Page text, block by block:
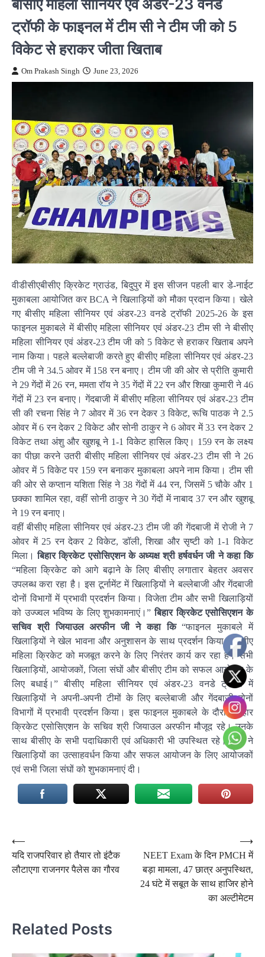
ट्रॉफी के फाइनल में टीम सी ने टीम जी को 5
विकेट से हराकर जीता खिताब
Om Prakash Singh June 23, 2026
वीडीसीएबीसीए क्रिकेट ग्राउंड, बिदुपुर में इस सीजन पहली बार डे-नाईट
मुकाबला आयोजित कर BCA ने खिलाड़ियों को मौका प्रदान किया। खेले
गए बीसीए महिला सीनियर एवं अंडर-23 वनडे ट्रॉफी 2025-26 के इस
फाइनल मुकाबले में बीसीए महिला सीनियर एवं अंडर-23 टीम सी ने बीसीए
महिला सीनियर एवं अंडर-23 टीम जी को 5 विकेट से हराकर खिताब अपने
नाम किया। पहले बल्लेबाजी करते हुए बीसीए महिला सीनियर एवं अंडर-23
टीम जी ने 34.5 ओवर में 158 रन बनाए। टीम जी की ओर से प्रीति कुमारी
ने 29 गेंदों में 26 रन, ममता रॉय ने 35 गेंदों में 22 रन और शिखा कुमारी ने 46
गेंदों में 23 रन बनाए। गेंदबाजी में बीसीए महिला सीनियर एवं अंडर-23 टीम
सी की रचना सिंह ने 7 ओवर में 36 रन देकर 3 विकेट, रूचि पाठक ने 2.5
ओवर में 6 रन देकर 2 विकेट और सोनी ठाकुर ने 6 ओवर में 33 रन देकर 2
विकेट तथा अंशु और खुशबू ने 1-1 विकेट हासिल किए। 159 रन के लक्ष्य
का पीछा करने उतरी बीसीए महिला सीनियर एवं अंडर-23 टीम सी ने 26
ओवर में 5 विकेट पर 159 रन बनाकर मुकाबला अपने नाम किया। टीम सी
की ओर से कप्तान यशिता सिंह ने 38 गेंदों में 44 रन, जिसमें 5 चौके और 1
छक्का शामिल रहा, वहीं सोनी ठाकुर ने 30 गेंदों में नाबाद 37 रन और खुशबू
ने 19 रन बनाए।
वहीं बीसीए महिला सीनियर एवं अंडर-23 टीम जी की गेंदबाजी में रोजी ने 7
ओवर में 25 रन देकर 2 विकेट, डॉली, शिखा और सृष्टी को 1-1 विकेट
मिला।बिहार क्रिकेट एसोसिएशन के अध्यक्ष श्री हर्षवर्धन जी ने कहा कि
“महिला क्रिकेट को आगे बढ़ाने के लिए बीसीए लगातार बेहतर अवसर
उपलब्ध करा रहा है। इस टूर्नामेंट में खिलाड़ियों ने बल्लेबाजी और गेंदबाजी
दोनों विभागों में प्रभावी प्रदर्शन किया। विजेता टीम और सभी खिलाड़ियों
को उज्ज्वल भविष्य के लिए शुभकामनाएं।”बिहार क्रिकेट एसोसिएशन के
सचिव श्री जियाउल अरफीन जी ने कहा कि“फाइनल मुकाबले में
खिलाड़ियों ने खेल भावना और अनुशासन के साथ प्रदर्शन किया। बीसीए
महिला क्रिकेट को मजबूत करने के लिए निरंतर कार्य कर रहा है। सभी
खिलाड़ियों, आयोजकों, जिला संघों और बीसीए टीम को सफल आयोजन के
लिए बधाई।” बीसीए महिला सीनियर एवं अंडर-23 वनडे ट्रॉफी में
खिलाड़ियों ने अपनी-अपनी टीमों के लिए बल्लेबाजी और गेंदबाजी दोनों
विभागों में प्रभावी प्रदर्शन किया। इस फाइनल मुकाबले के दौरान बिहार
क्रिकेट एसोसिएशन के सचिव श्री जियाउल अरफीन मौजूद रहे। उनके
साथ बीसीए के सभी पदाधिकारी एवं अधिकारी भी उपस्थित रहे। सभी ने
खिलाड़ियों का उत्साहवर्धन किया और सफल आयोजन के लिए आयोजकों
एवं सभी जिला संघों को शुभकामनाएं दी।
Post
navigation
⟵
यदि राजपरिवार हो तैयार तो इंटैक
लौटाएगा राजनगर पैलेस का गौरव
NEET Exam के दिन PMCH में
बड़ा मामला, 47 छात्र अनुपस्थित,
24 घंटे में सबूत के साथ हाजिर होने
का अल्टीमेटम
⟶
Related Posts